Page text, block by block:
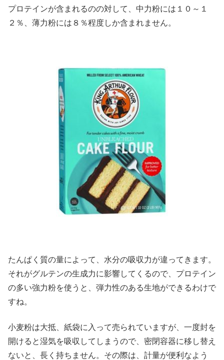
プロテインが含まれるのの対して、中力粉には１０～１
２％、薄力粉には８％程度しか含まれません。
たんぱく質の量によって、水分の吸収力が違ってきます。
それがグルテンの生成力に影響してくるので、プロテイン
の多い強力粉を使うと、弾力性のある生地ができるわけで
すね。
小麦粉は大抵、紙袋に入って売られていますが、一度封を
開けると湿気を吸収してしまうので、密閉容器に移し替え
ないと、長く持ちません。その際は、計量が便利なよう